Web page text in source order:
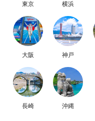
東京 横浜
大阪 神戸
長崎 沖縄